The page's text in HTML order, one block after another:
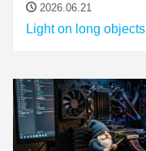
2026.06.21
Light on long objects